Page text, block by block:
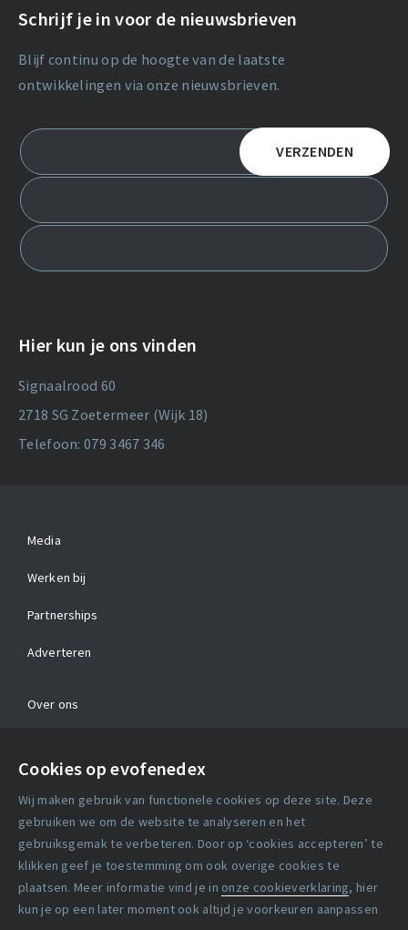
Cookies op evofenedex
Wij maken gebruik van functionele cookies op deze site. Deze
gebruiken we om de website te analyseren en het
gebruiksgemak te verbeteren. Door op ‘cookies accepteren’ te
klikken geef je toestemming om ook overige cookies te
plaatsen. Meer informatie vind je in onze cookieverklaring, hier
kun je op een later moment ook altijd je voorkeuren aanpassen
Schrijf je in voor de nieuwsbrieven
Blijf continu op de hoogte van de laatste
ontwikkelingen via onze nieuwsbrieven.
Hier kun je ons vinden
Signaalrood 60
2718 SG Zoetermeer (Wijk 18)
Telefoon: 079 3467 346
Media
Werken bij
Partnerships
Adverteren
Over ons
Algemene voorwaarden
Cookie verklaring
Copyright statement
Lidmaatschapsvoorwaarden